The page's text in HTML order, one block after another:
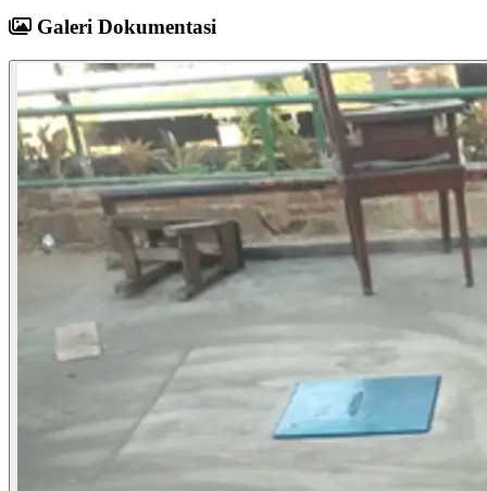
Galeri Dokumentasi